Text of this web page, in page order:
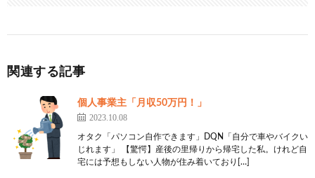
関連する記事
個人事業主「月収50万円！」
2023.10.08
オタク「パソコン自作できます」DQN「自分で車やバイクい
じれます」 【驚愕】産後の里帰りから帰宅した私。けれど自
宅には予想もしない人物が住み着いており[…]